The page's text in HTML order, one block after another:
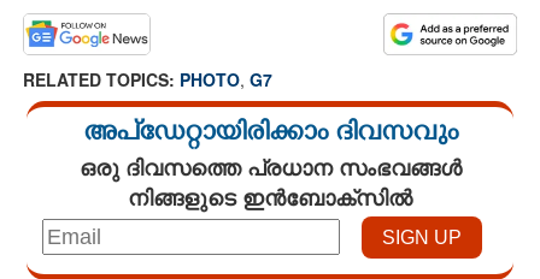
ZOOM
CONTACT US
RELATED TOPICS: PHOTO, G7
അപ്ഡേറ്റായിരിക്കാം ദിവസവും
ഒരു ദിവസത്തെ പ്രധാന സംഭവങ്ങൾ
നിങ്ങളുടെ ഇൻബോക്സിൽ